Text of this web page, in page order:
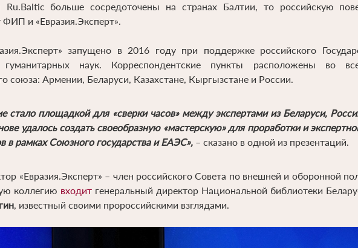
больше сосредоточены на странах Балтии, то российскую
и «Евразия.Эксперт».
запущено в 2016 году при поддержке российского
гуманитарных наук. Корреспондентские пункты расположены во
союза: Армении, Беларуси, Казахстане, Кыргызстане и России.
стало площадкой для «сверки часов» между экспертами из Беларуси,
удалось создать своеобразную «мастерскую» для проработки и
в рамках Союзного государства и ЕАЭС», – сказано в одной из презентаций.
«Евразия.Эксперт» – член российского Совета по внешней и оборонной
коллегию входит генеральный директор Национальной библиотеки
, известный своими пророссийскими взглядами.